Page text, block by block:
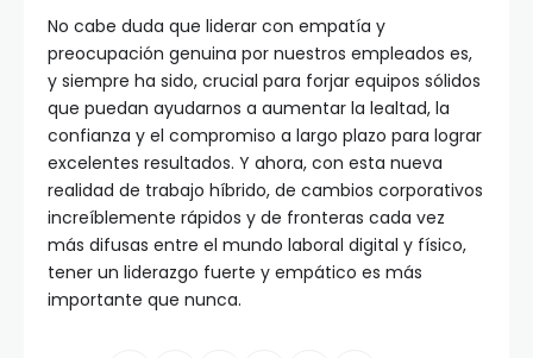
No cabe duda que liderar con empatía y
preocupación genuina por nuestros empleados es,
y siempre ha sido, crucial para forjar equipos sólidos
que puedan ayudarnos a aumentar la lealtad, la
confianza y el compromiso a largo plazo para lograr
excelentes resultados. Y ahora, con esta nueva
realidad de trabajo híbrido, de cambios corporativos
increíblemente rápidos y de fronteras cada vez
más difusas entre el mundo laboral digital y físico,
tener un liderazgo fuerte y empático es más
importante que nunca.